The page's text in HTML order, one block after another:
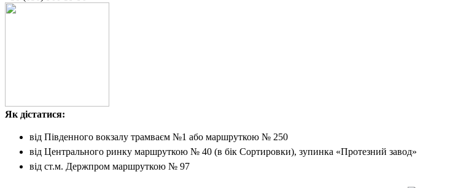
Як дістатися:
від Південного вокзалу трамваєм №1 або маршруткою № 250
від Центрального ринку маршруткою № 40 (в бік Сортировки), зупинка «Протезний завод»
від ст.м. Держпром маршруткою № 97